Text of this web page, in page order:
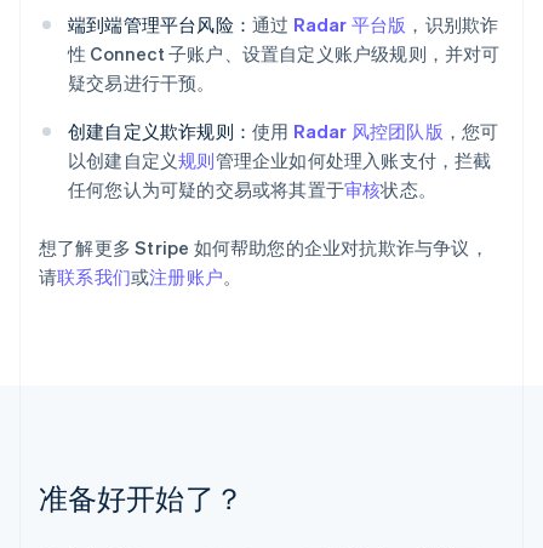
端到端管理平台风险： 通过 Radar 平台版 ，识别欺诈
性 Connect 子账户、设置自定义账户级规则，并对可
疑交易进行干预。
创建自定义欺诈规则： 使用 Radar 风控团队版 ，您可
以创建自定义规则管理企业如何处理入账支付，拦截
任何您认为可疑的交易或将其置于审核状态。
想了解更多 Stripe 如何帮助您的企业对抗欺诈与争议，
请联系我们或注册账户。
准备好开始了？
拉脱维亚
English
立陶宛
English
列支敦士登
DeutschEnglish
卢森堡
FrançaisDeutschEnglish
English
马尔他
English
English
葡萄牙